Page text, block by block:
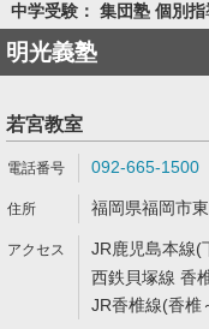
中学受験： 集団塾 個別指
明光義塾
若宮教室
092-665-1500
福岡県福岡市
JR鹿児島本線(
西鉄貝塚線 香
JR香椎線(香椎